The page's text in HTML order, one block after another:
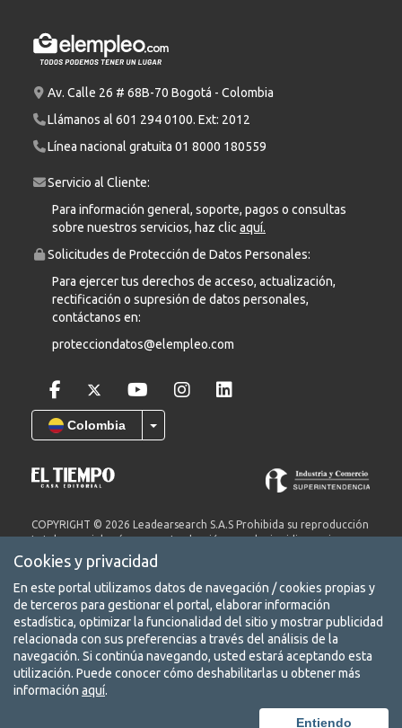
Av. Calle 26 # 68B-70 Bogotá - Colombia
Llámanos al 601 294 0100. Ext: 2012
Línea nacional gratuita 01 8000 180559
Servicio al Cliente:
Para información general, soporte, pagos o consultas
sobre nuestros servicios, haz clic aquí.
Solicitudes de Protección de Datos Personales:
Para ejercer tus derechos de acceso, actualización,
rectificación o supresión de datos personales,
contáctanos en:
protecciondatos@elempleo.com
Colombia
COPYRIGHT © 2026 Leadearsearch S.A.S Prohibida su reproducción
total o parcial, así como su traducción a cualquier idioma sin
autorización escrita de su titular. elempleo.com es un producto de
Leadearsearch S.A.S. Nit. 8300651578.
Términos y condiciones
Aviso de privacidad
Protección de datos
Conoce nuestra red de portales
Cookies y privacidad
En este portal utilizamos datos de navegación / cookies propias y
de terceros para gestionar el portal, elaborar información
estadística, optimizar la funcionalidad del sitio y mostrar publicidad
relacionada con sus preferencias a través del análisis de la
navegación. Si continúa navegando, usted estará aceptando esta
utilización. Puede conocer cómo deshabilitarlas u obtener más
información aquí.
Entiendo